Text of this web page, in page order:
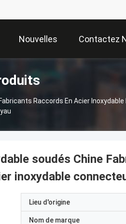
Nouvelles Contactez
Raccords En Acier Inoxydable
soudés Chine
inoxydable
Lieu d'origine
Nom de marque